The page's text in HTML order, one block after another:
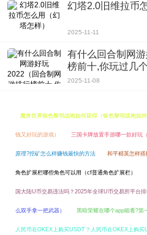
幻塔2.0旧维拉币
2025-11-11
有什么回合制网
榜前十,你玩过几个
2025-11-08
魔兽世界银色黎明战袍如何获得（银色黎明战袍如何
钱又好玩的游戏） 三国卡牌放置手游哪一款好玩
原理?挖矿怎么样赚钱最快的方法 和平精英怎样
角色扩展栏哪些角色可以用（cf普通角色扩展栏）
国大陆U币交易违法吗？2025年全球U币交易所平台
么双手拿一把武器） 黑暗荣耀在哪个app能看?第
人民币在OKEX上购买USDT？人民币在OKEX上购买